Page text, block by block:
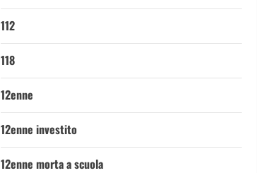
112
118
12enne
12enne investito
12enne morta a scuola